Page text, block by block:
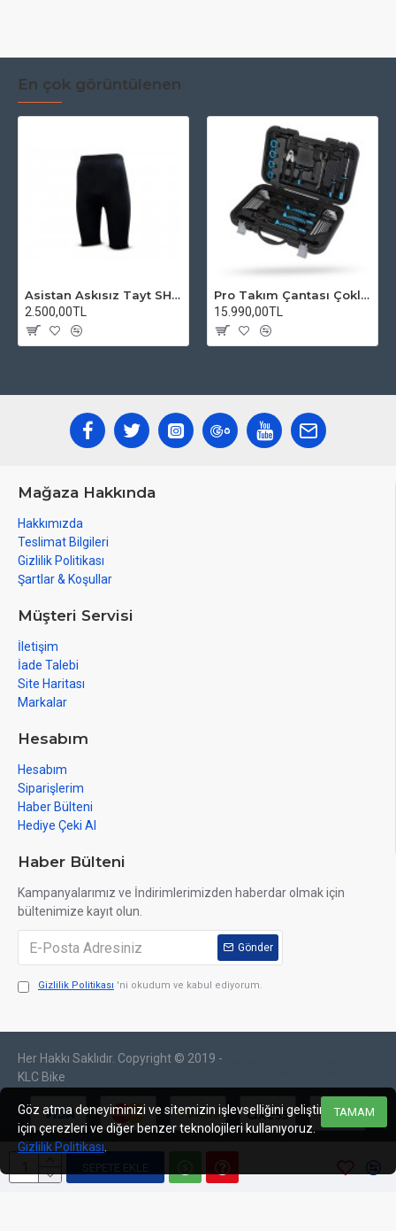
SEPETE EKLE
En çok görüntülenen
Asistan Askısız Tayt SH20 Pedli Siyah
2.500,00TL
Pro Takım Çantası Çoklu Tamir Seti
15.990,00TL
Mağaza Hakkında
Hakkımızda
Teslimat Bilgileri
Gizlilik Politikası
Şartlar & Koşullar
Müşteri Servisi
İletişim
İade Talebi
Site Haritası
Markalar
Hesabım
Hesabım
Siparişlerim
Haber Bülteni
Hediye Çeki Al
Haber Bülteni
Kampanyalarımız ve İndirimlerimizden haberdar olmak için
bültenimize kayıt olun.
Gönder
Gizlilik Politikası 'ni okudum ve kabul ediyorum.
Her Hakkı Saklıdır. Copyright © 2019 -
KLC Bike
TAMAM
Göz atma deneyiminizi ve sitemizin işlevselliğini geliştirmek
için çerezleri ve diğer benzer teknolojileri kullanıyoruz.
Gizlilik Politikası